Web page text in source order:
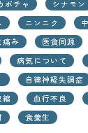
ボチャ シナモン
ニンニク
痛み 医食同源
病気について
自律神経失調症
縮 血行不良
食養生